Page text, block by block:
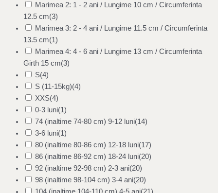
Marimea 2: 1 - 2 ani / Lungime 10 cm / Circumferinta
12.5 cm(3)
Marimea 3: 2 - 4 ani / Lungime 11.5 cm / Circumferinta
13.5 cm(1)
Marimea 4: 4 - 6 ani / Lungime 13 cm / Circumferinta
Girth 15 cm(3)
S(4)
S (11-15kg)(4)
XXS(4)
0-3 luni(1)
74 (inaltime 74-80 cm) 9-12 luni(14)
3-6 luni(1)
80 (inaltime 80-86 cm) 12-18 luni(17)
86 (inaltime 86-92 cm) 18-24 luni(20)
92 (inaltime 92-98 cm) 2-3 ani(20)
98 (inaltime 98-104 cm) 3-4 ani(20)
104 (inaltime 104-110 cm) 4-5 ani(21)